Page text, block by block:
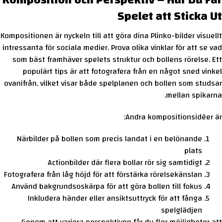
Spelet att Sticka Ut
Kompositionen är nyckeln till att göra dina Plinko-bilder visuellt
intressanta för sociala medier. Prova olika vinklar för att se vad
som bäst framhäver spelets struktur och bollens rörelse. Ett
populärt tips är att fotografera från en något sned vinkel
ovanifrån, vilket visar både spelplanen och bollen som studsar
mellan spikarna.
Andra kompositionsidéer är:
Närbilder på bollen som precis landat i en belönande
plats
Actionbilder där flera bollar rör sig samtidigt
Fotografera från låg höjd för att förstärka rörelsekänslan
Använd bakgrundsoskärpa för att göra bollen till fokus
Inkludera händer eller ansiktsuttryck för att fånga
spelglädjen